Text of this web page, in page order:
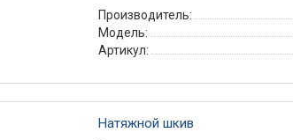
Производитель:
Модель:
Артикул:
Натяжной шкив